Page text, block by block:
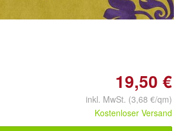
19,50 €
inkl. MwSt. (3,68 €/qm)
Kostenloser Versand